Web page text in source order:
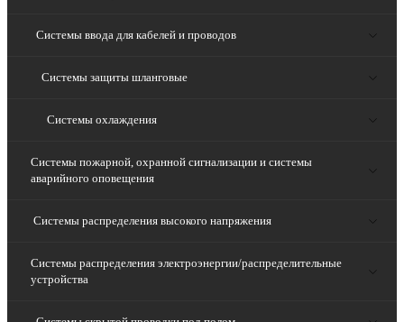
Системы ввода для кабелей и проводов
Системы защиты шланговые
Системы охлаждения
Системы пожарной, охранной сигнализации и системы
аварийного оповещения
Системы распределения высокого напряжения
Системы распределения электроэнергии/распределительные
устройства